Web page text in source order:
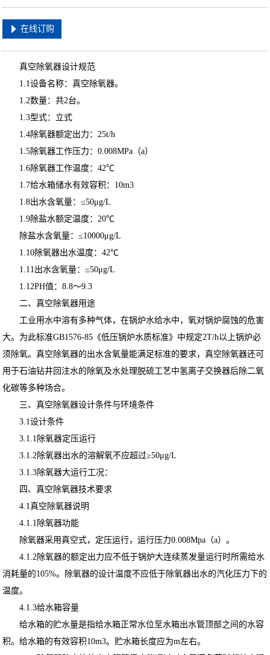
在线订购
真空除氧器设计规范
1.1设备名称：真空除氧器。
1.2数量：共2台。
1.3型式：立式
1.4除氧器额定出力：25t/h
1.5除氧器工作压力：0.008MPa（a）
1.6除氧器工作温度：42℃
1.7给水箱储水有效容积：10m3
1.8出水含氧量：≤50μg/L
1.9除盐水额定温度：20℃
除盐水含氧量：≤10000μg/L
1.10除氧器出水温度：42℃
1.11出水含氧量：≤50μg/L
1.12PH值：8.8～9.3
二、真空除氧器用途
工业用水中溶有多种气体，在锅炉水给水中，氧对锅炉腐蚀的危害
大。为此标准GB1576-85《低压锅炉水质标准》中规定2T/h以上锅炉必
须除氧。真空除氧器的出水含氧量能满足标准的要求，真空除氧器还可
用于石油钻井回注水的除氧及水处理脱硫工艺中氢离子交换器后除二氧
化碳等多种场合。
三、真空除氧器设计条件与环境条件
3.1设计条件
3.1.1除氧器定压运行
3.1.2除氧器出水的溶解氧不应超过≥50μg/L
3.1.3除氧器大运行工况：
四、真空除氧器技术要求
4.1真空除氧器说明
4.1.1除氧器功能
除氧器采用真空式，定压运行，运行压力0.008Mpa（a）。
4.1.2除氧器的额定出力应不低于锅炉大连续蒸发量运行时所需给水
消耗量的105%。除氧器的设计温度不应低于除氧器出水的汽化压力下的
温度。
4.1.3给水箱容量
给水箱的贮水量是指给水箱正常水位至水箱出水管顶部之间的水容
积。给水箱的有效容积10m3。贮水箱长度应为m左右。